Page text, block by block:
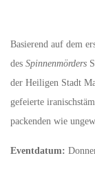
Basierend auf dem
des Spinnenmörders
der Heiligen Stadt
gefeierte
packenden wie
Eventdatum: